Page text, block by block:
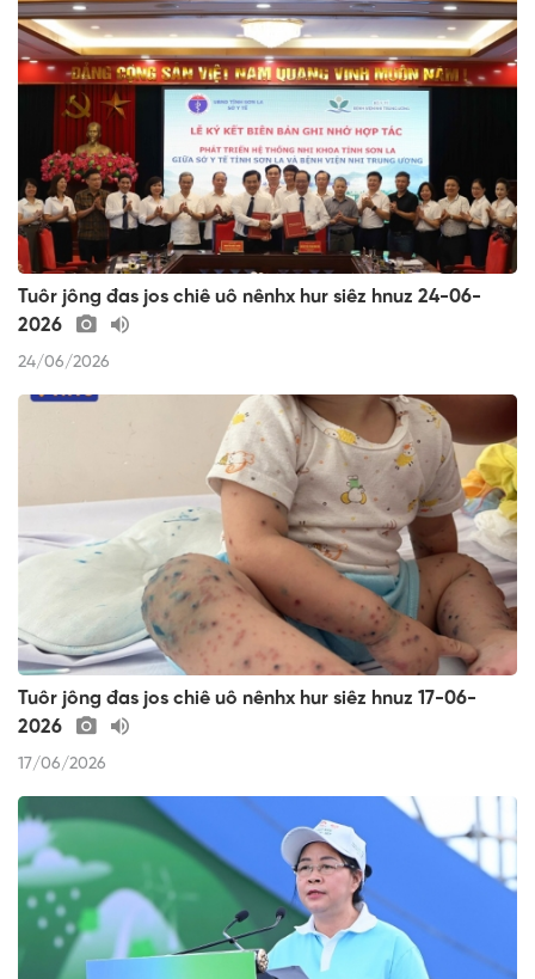
Tuôr jông đas jos chiê uô nênhx hur siêz hnuz 24-06-
2026
24/06/2026
Tuôr jông đas jos chiê uô nênhx hur siêz hnuz 17-06-
2026
17/06/2026